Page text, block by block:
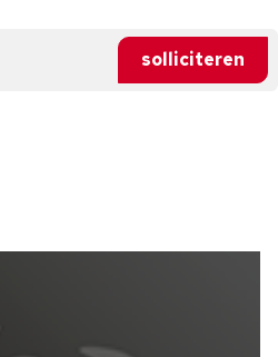
solliciteren